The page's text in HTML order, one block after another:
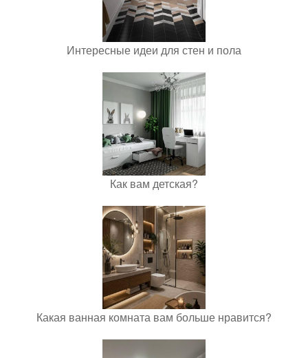
Интересные идеи для стен и пола
Как вам детская?
Какая ванная комната вам больше нравится?